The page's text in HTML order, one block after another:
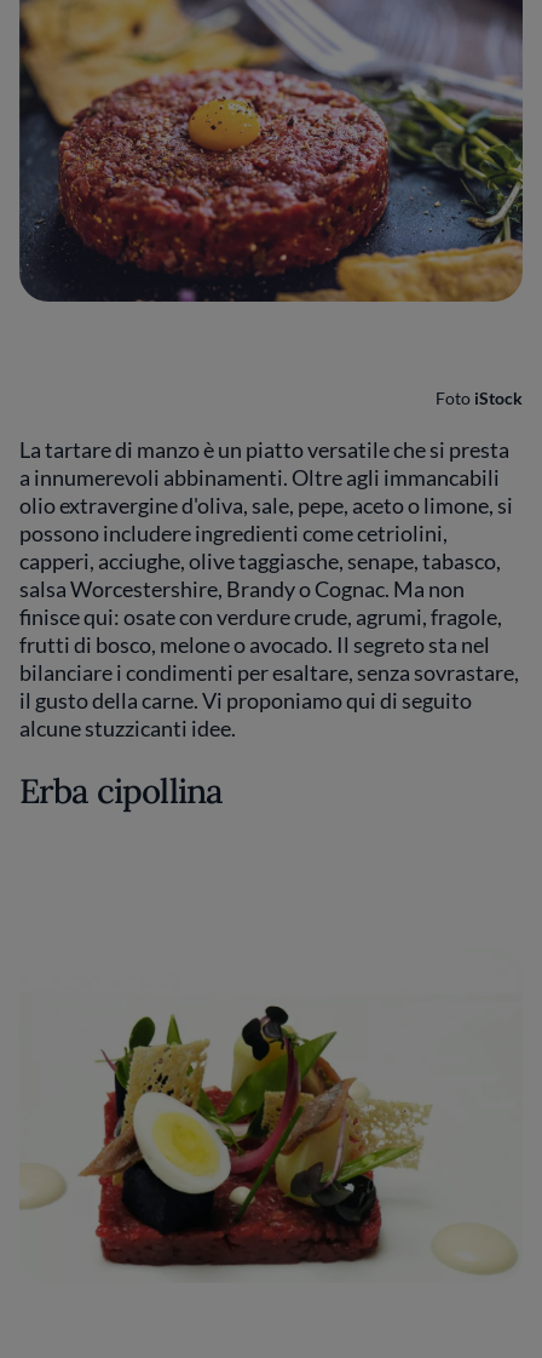
Foto iStock
La tartare di manzo è un piatto versatile che si presta
a innumerevoli abbinamenti. Oltre agli immancabili
olio extravergine d'oliva, sale, pepe, aceto o limone, si
possono includere ingredienti come cetriolini,
capperi, acciughe, olive taggiasche, senape, tabasco,
salsa Worcestershire, Brandy o Cognac. Ma non
finisce qui: osate con verdure crude, agrumi, fragole,
frutti di bosco, melone o avocado. Il segreto sta nel
bilanciare i condimenti per esaltare, senza sovrastare,
il gusto della carne. Vi proponiamo qui di seguito
alcune stuzzicanti idee.
Erba cipollina